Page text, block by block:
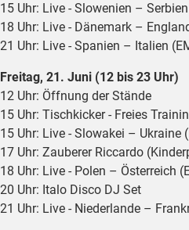
15 Uhr: Live - Slowenien –
18 Uhr: Live - Dänemark –
21 Uhr: Live - Spanien – Italien
Freitag, 21. Juni (12 bis 23 Uhr)
12 Uhr: Öffnung der Stände
15 Uhr: Tischkicker - Freies
15 Uhr: Live - Slowakei – Ukraine
17 Uhr: Zauberer Riccardo
18 Uhr: Live - Polen – Österreich
20 Uhr: Italo Disco DJ Set
21 Uhr: Live - Niederlande –